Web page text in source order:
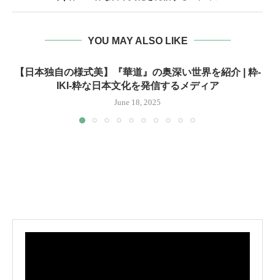
YOU MAY ALSO LIKE
【日本独自の様式美】『華道』の奥深い世界を紹介 | 粋-
IKI-粋な日本文化を発信するメディア
June 18, 2025